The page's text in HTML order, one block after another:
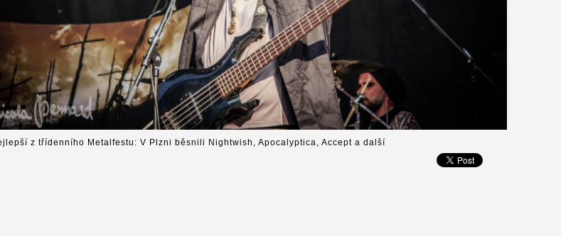
z třídenního Metalfestu: V Plzni běsnili Nightwish, Apocalyptica, Accept a další